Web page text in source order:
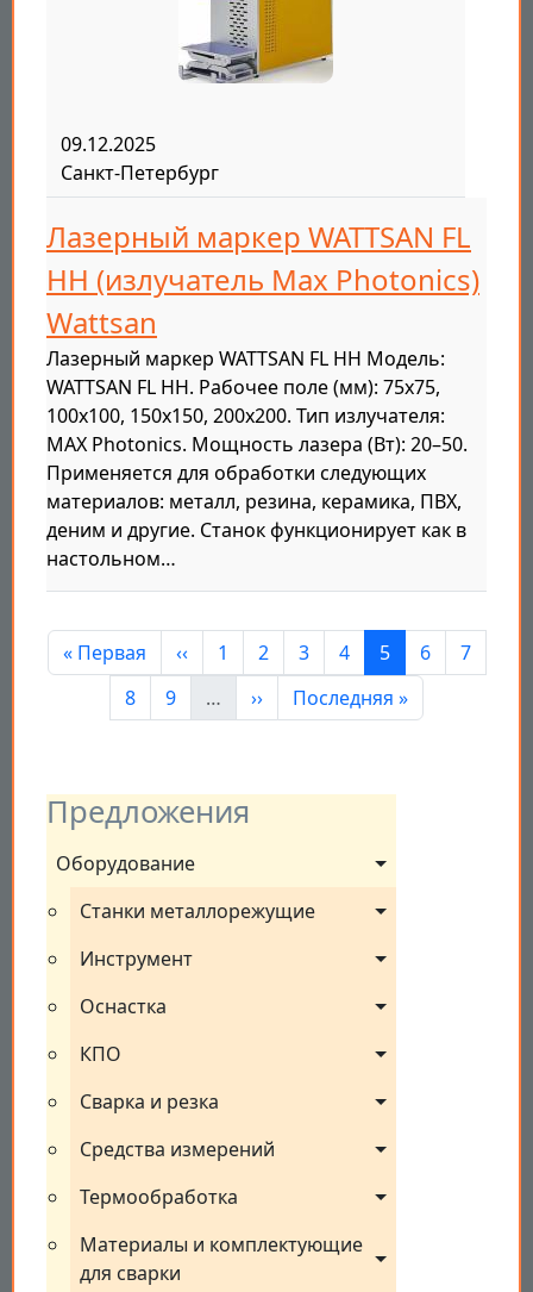
Предложения
Оборудование
Станки металлорежущие
Инструмент
Оснастка
КПО
Сварка и резка
Средства измерений
Термообработка
Материалы и комплектующие
для сварки
09.12.2025
Санкт-Петербург
Лазерный маркер WATTSAN FL
HH (излучатель Max Photonics)
Wattsan
Лазерный маркер WATTSAN FL HH Модель:
WATTSAN FL HH. Рабочее поле (мм): 75x75,
100x100, 150x150, 200x200. Тип излучателя:
MAX Photonics. Мощность лазера (Вт): 20–50.
Применяется для обработки следующих
материалов: металл, резина, керамика, ПВХ,
деним и другие. Станок функционирует как в
настольном…
Нумерация страниц
Первая страница
« Первая Предыдущая страница
‹‹ Страница
1 Страница
2 Страница
3 Страница
4 Страница
5 Страница
6
7
Страница
8 Страница
9 … Следующая страница
›› Последняя страница
Последняя »